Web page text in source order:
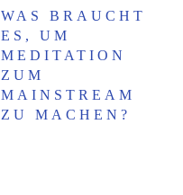
WAS BRAUCHT
ES, UM
MEDITATION
ZUM
MAINSTREAM
ZU MACHEN?